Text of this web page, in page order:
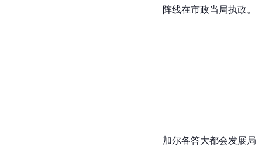
阵线在市政当局执政。
加尔各答大都会发展局